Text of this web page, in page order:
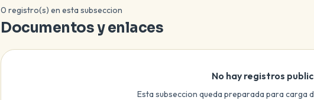
0 registro(s) en esta subseccion
Documentos y enlaces
No hay registros
Esta subseccion queda preparada para carga